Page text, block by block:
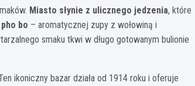
Miasto słynie z ulicznego jedzenia, które
pho bo – aromatycznej zupy z wołowiną i
smaku tkwi w długo gotowanym bulionie
ikoniczny bazar działa od 1914 roku i oferuje